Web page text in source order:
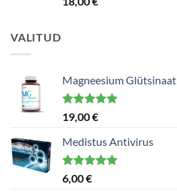
4.00
VALITUD
Magneesium Glütsinaat
Hinnanguga
5.00
19,00€
Medistus Antivirus
Hinnanguga
5.00
6,00€